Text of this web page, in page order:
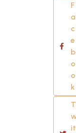
F
a
c
e
b
o
o
k
T
it